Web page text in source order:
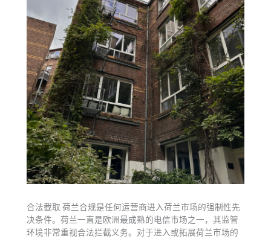
合法截取 荷兰合规是任何运营商进入荷兰市场的强制性先
决条件。荷兰一直是欧洲最成熟的电信市场之一，其监管
环境非常重视合法拦截义务。对于进入或拓展荷兰市场的